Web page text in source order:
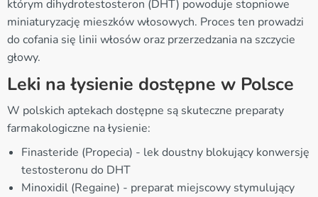
którym dihydrotestosteron (DHT) powoduje stopniowe
miniaturyzację mieszków włosowych. Proces ten prowadzi
do cofania się linii włosów oraz przerzedzania na szczycie
głowy.
Leki na łysienie dostępne w Polsce
W polskich aptekach dostępne są skuteczne preparaty
farmakologiczne na łysienie:
Finasteride (Propecia) - lek doustny blokujący konwersję
testosteronu do DHT
Minoxidil (Regaine) - preparat miejscowy stymulujący